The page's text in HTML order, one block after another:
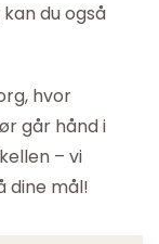
du også
hvor
går hånd i
– vi
dine mål!